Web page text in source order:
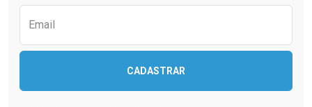
Comprar sem Desconto
Comprar sem Desconto
Comprar sem Desconto
Comprar sem Desconto
Email
CADASTRAR